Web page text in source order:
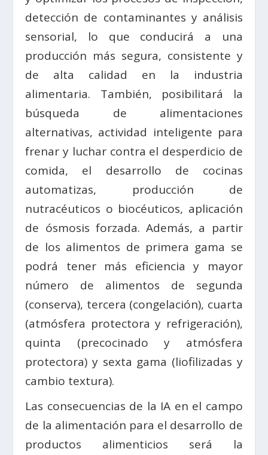
detección de contaminantes y análisis
sensorial, lo que conducirá a una
producción más segura, consistente y
de alta calidad en la industria
alimentaria. También, posibilitará la
búsqueda de alimentaciones
alternativas, actividad inteligente para
frenar y luchar contra el desperdicio de
comida, el desarrollo de cocinas
automatizas, producción de
nutracéuticos o biocéuticos, aplicación
de ósmosis forzada. Además, a partir
de los alimentos de primera gama se
podrá tener más eficiencia y mayor
número de alimentos de segunda
(conserva), tercera (congelación), cuarta
(atmósfera protectora y refrigeración),
quinta (precocinado y atmósfera
protectora) y sexta gama (liofilizadas y
cambio textura).
Las consecuencias de la IA en el campo
de la alimentación para el desarrollo de
productos alimenticios será la